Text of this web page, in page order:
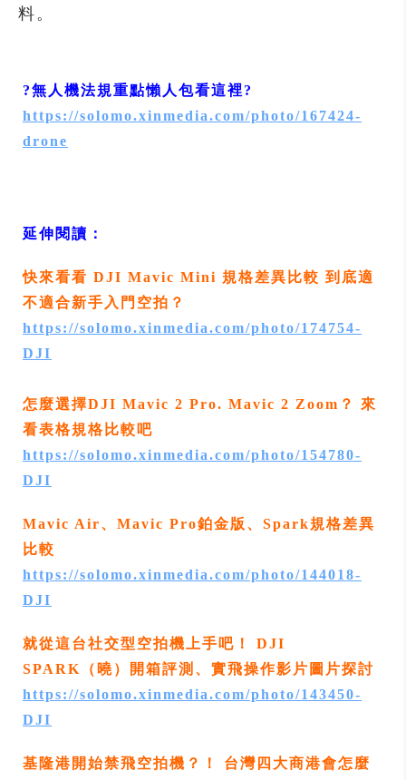
料。
?無人機法規重點懶人包看這裡?
https://solomo.xinmedia.com/photo/167424-
drone
延伸閱讀：
快來看看 DJI Mavic Mini 規格差異比較 到底適
不適合新手入門空拍？
https://solomo.xinmedia.com/photo/174754-
DJI
怎麼選擇DJI Mavic 2 Pro. Mavic 2 Zoom？ 來
看表格規格比較吧
https://solomo.xinmedia.com/photo/154780-
DJI
Mavic Air、Mavic Pro鉑金版、Spark規格差異
比較
https://solomo.xinmedia.com/photo/144018-
DJI
就從這台社交型空拍機上手吧！ DJI
SPARK（曉）開箱評測、實飛操作影片圖片探討
https://solomo.xinmedia.com/photo/143450-
DJI
基隆港開始禁飛空拍機？！ 台灣四大商港會怎麼